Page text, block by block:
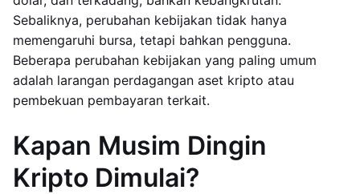
Sebaliknya, perubahan kebijakan tidak hanya
memengaruhi bursa, tetapi bahkan pengguna.
Beberapa perubahan kebijakan yang paling umum
adalah larangan perdagangan aset kripto atau
pembekuan pembayaran terkait.
Kapan Musim Dingin
Kripto Dimulai?